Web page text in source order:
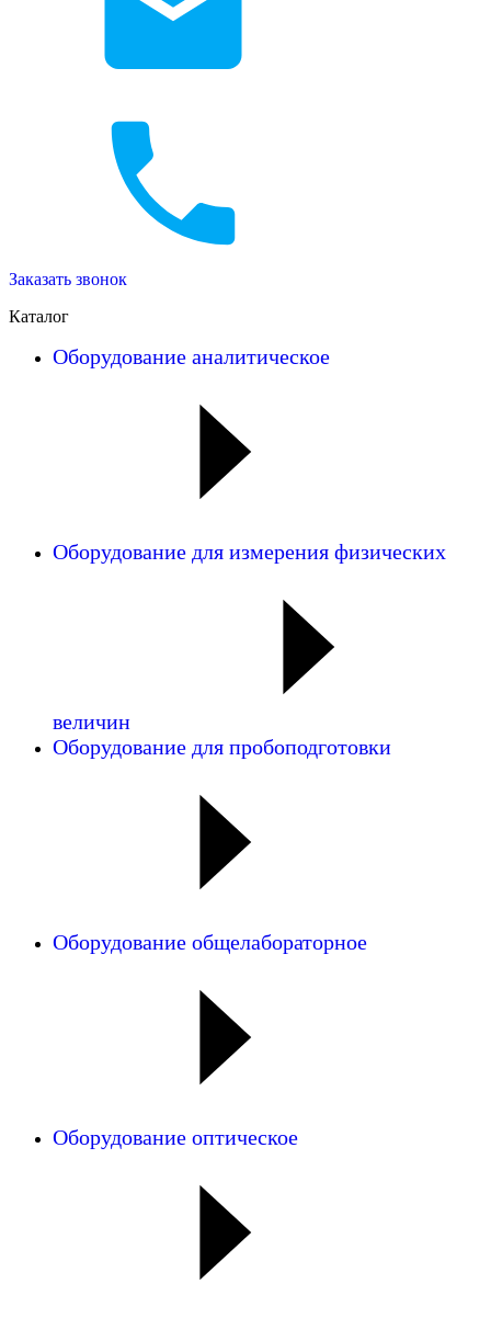
Заказать звонок
Каталог
Оборудование аналитическое
Оборудование для измерения физических
величин
Оборудование для пробоподготовки
Оборудование общелабораторное
Оборудование оптическое